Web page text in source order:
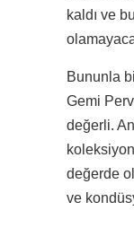
kaldı ve
Bununla
Gemi
değerli.
değerde
ve